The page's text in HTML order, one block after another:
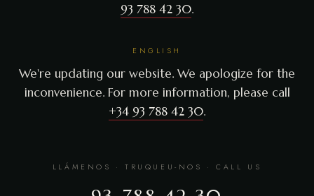
93 788 42 30.
ENGLISH
We're updating our website. We apologize for the
inconvenience. For more information, please call
+34 93 788 42 30.
LLÁMENOS · TRUQUEU-NOS · CALL US